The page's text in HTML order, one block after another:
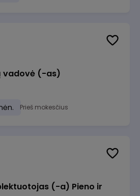
vadovė (-as)
Prieš mokesčius
(-a) Pieno ir